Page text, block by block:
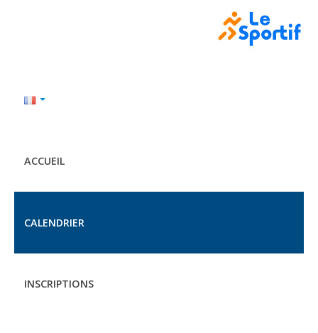
ACCUEIL
CALENDRIER
INSCRIPTIONS